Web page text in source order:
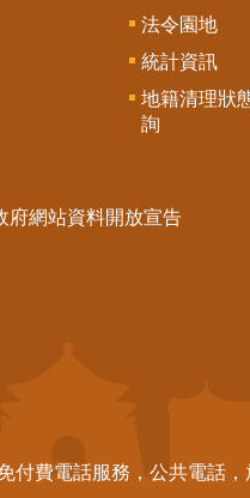
法令園地
統計資訊
地籍清理狀
詢
府網站資料開放宣告
付費電話服務，公共電話